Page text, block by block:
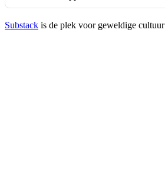
Substack is de plek voor geweldige cultuur